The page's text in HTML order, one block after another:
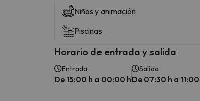
Niños y animación
Piscinas
Horario de entrada y salida
Entrada
De 15:00 h a 00:00 h
Salida
De 07:30 h a